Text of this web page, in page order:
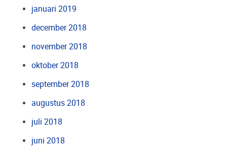
januari 2019
december 2018
november 2018
oktober 2018
september 2018
augustus 2018
juli 2018
juni 2018